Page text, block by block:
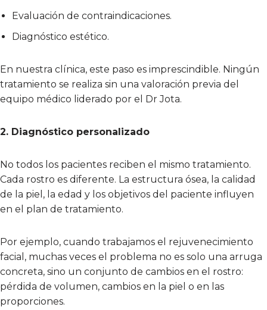
Evaluación de contraindicaciones.
Diagnóstico estético.
En nuestra clínica, este paso es imprescindible. Ningún
tratamiento se realiza sin una valoración previa del
equipo médico liderado por el Dr Jota.
2. Diagnóstico personalizado
No todos los pacientes reciben el mismo tratamiento.
Cada rostro es diferente. La estructura ósea, la calidad
de la piel, la edad y los objetivos del paciente influyen
en el plan de tratamiento.
Por ejemplo, cuando trabajamos el rejuvenecimiento
facial, muchas veces el problema no es solo una arruga
concreta, sino un conjunto de cambios en el rostro:
pérdida de volumen, cambios en la piel o en las
proporciones.